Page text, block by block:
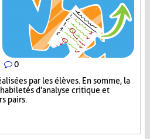
0
par les élèves. En somme, la
d'analyse critique et
pairs.